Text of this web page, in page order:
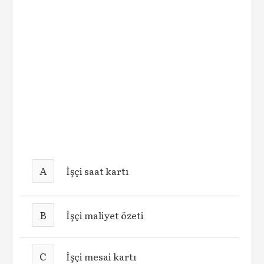
A İşçi saat kartı
B İşçi maliyet özeti
C İşçi mesai kartı